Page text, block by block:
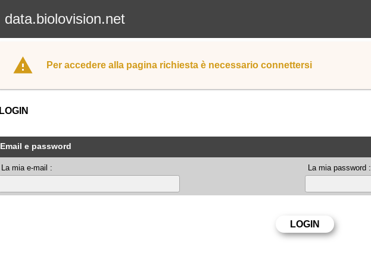
data.biolovision.net
Per accedere alla pagina richiesta è necessario connettersi
LOGIN
Email e password
La mia e-mail : La mia password :